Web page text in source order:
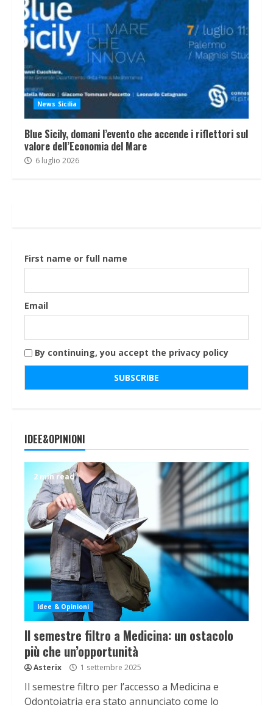
News Sicilia
Blue Sicily, domani l’evento che accende i riflettori sul
valore dell’Economia del Mare
6 luglio 2026
First name or full name
Email
By continuing, you accept the privacy policy
IDEE&OPINIONI
2 min read
Idee & Opinioni
Il semestre filtro a Medicina: un ostacolo
più che un’opportunità
Asterix 1 settembre 2025
Il semestre filtro per l’accesso a Medicina e
Odontoiatria era stato annunciato come lo